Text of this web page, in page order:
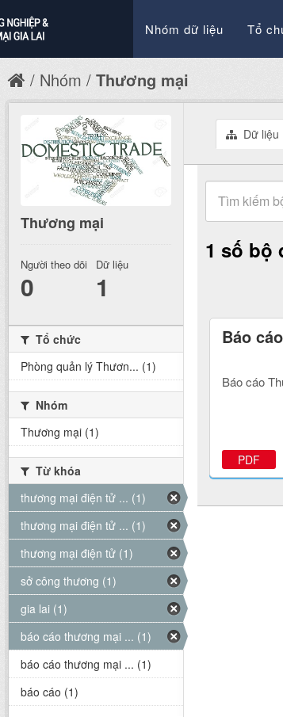
Nhóm dữ liệu Tổ
Nhóm Thương mại
Dữ liệu
1 số bộ
Báo
Báo cáo
PDF
Thương mại
Người theo dõi
0
Dữ liệu
1
Tổ chức
Phòng quản lý Thươn... (1)
Nhóm
Thương mại (1)
Từ khóa
thương mại điện tử ... (1)
thương mại điện tử ... (1)
thương mại điện tử (1)
sở công thương (1)
gia lai (1)
báo cáo thương mại ... (1)
báo cáo thương mại ... (1)
báo cáo (1)